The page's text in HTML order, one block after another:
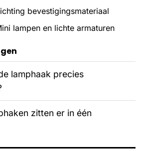
bevestigingsmateriaal
lampen en lichte armaturen
lamphaak precies
zitten er in één